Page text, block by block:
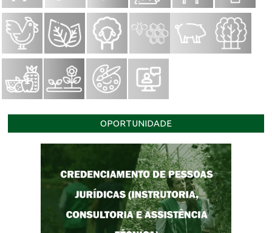
OPORTUNIDADE